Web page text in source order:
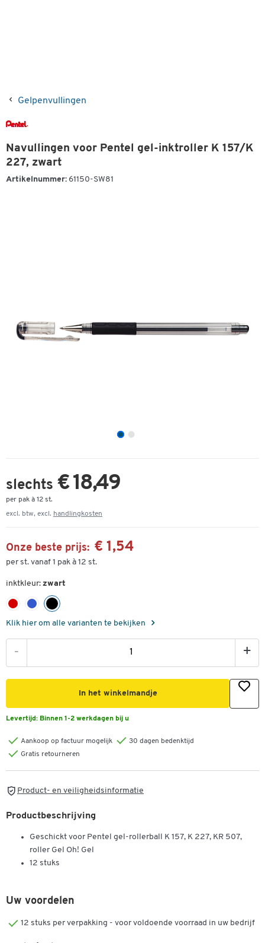
Gelpenvullingen
Navullingen voor Pentel gel-inktroller K 157/K
227, zwart
Artikelnummer: 61150-SW81
slechts € 18,49
per pak à 12 st.
excl. btw, excl. handlingkosten
Onze beste prijs: € 1,54
per st. vanaf 1 pak à 12 st.
inktkleur: zwart
Klik hier om alle varianten te bekijken
- +
In het winkelmandje
Levertijd: Binnen 1-2 werkdagen bij u
Aankoop op factuur mogelijk
30 dagen bedenktijd
Gratis retourneren
Product- en veiligheidsinformatie
Productbeschrijving
Geschickt voor Pentel gel-rollerball K 157, K 227, KR 507,
roller Gel Oh! Gel
12 stuks
Uw voordelen
12 stuks per verpakking - voor voldoende voorraad in uw bedrijf